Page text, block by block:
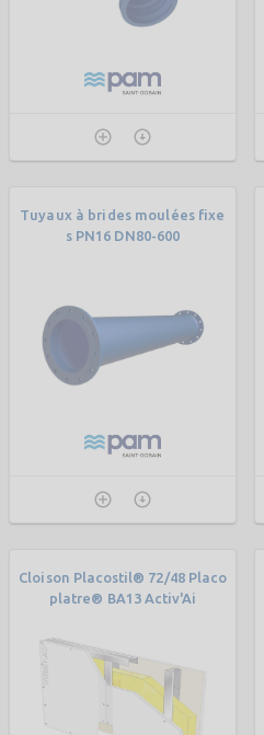
Tuyaux à brides moulées fixe
s PN16 DN80-600
Cloison Placostil® 72/48 Placo
platre® BA13 Activ'Ai